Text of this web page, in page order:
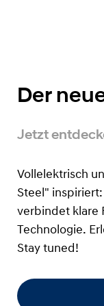
Der
Jetzt
Vollelektrisch
Steel"
verbindet klare
Technologie.
Stay tuned!